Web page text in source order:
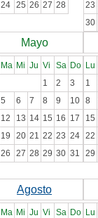
24 25 26 27 28 23
30
Mayo
Ma Mi Ju Vi Sa Do
1
2
3
5 6 7 8 9
10
12 13 14 15 16 17
19 20 21 22 23 24
26 27 28 29 30 31
Lu
1
8
15
22
29
Agosto
Ma Mi Ju Vi Sa Do Lu